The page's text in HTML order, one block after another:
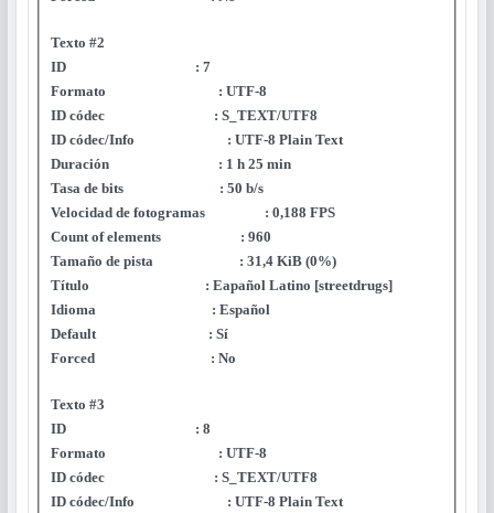
Texto #2
ID : 7
Formato : UTF-8
ID códec : S_TEXT/UTF8
ID códec/Info : UTF-8 Plain Text
Duración : 1 h 25 min
Tasa de bits : 50 b/s
Velocidad de fotogramas : 0,188 FPS
Count of elements : 960
Tamaño de pista : 31,4 KiB (0%)
Título : Eapañol Latino [streetdrugs]
Idioma : Español
Default : Sí
Forced : No
Texto #3
ID : 8
Formato : UTF-8
ID códec : S_TEXT/UTF8
ID códec/Info : UTF-8 Plain Text